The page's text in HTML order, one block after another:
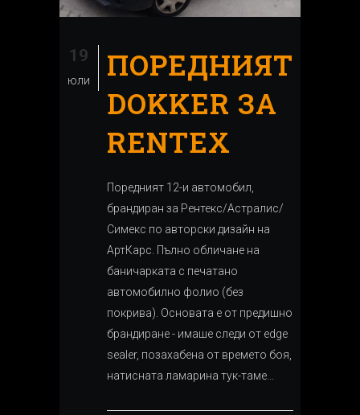
19
юли
ПОРЕДНИЯТ
DOKKER ЗА
RENTEX
Поредният 12-и автомобил,
брандиран за Рeнтекс/Астралис/
Симекс по авторски дизайн на
АртКарс. Пълно обличане на
баничарката с печатано
автомобилно фолио (без
покрива). Основата е от предишно
брандиране - имаше следи от edge
sealer, позахабена от времето боя,
натисната ламарина тук-таме...